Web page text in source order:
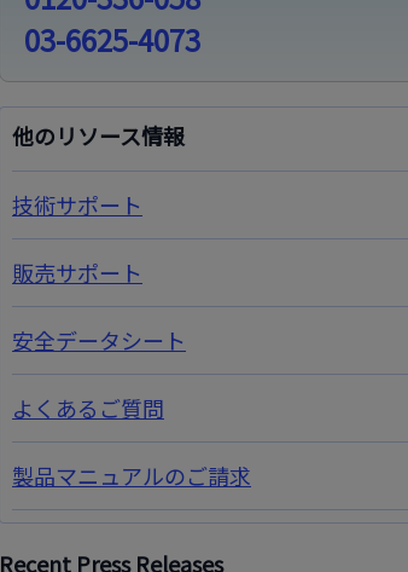
03-6625-4073
他のリソース情報
技術サポート
販売サポート
安全データシート
よくあるご質問
製品マニュアルのご請求
Recent Press Releases